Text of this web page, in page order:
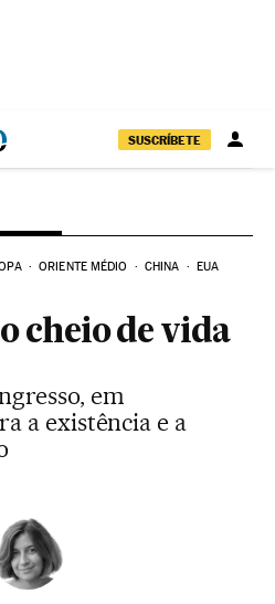
SUSCRÍBETE
ORIENTE MÉDIO CHINA EUA
cheio de vida
em
a existência e a